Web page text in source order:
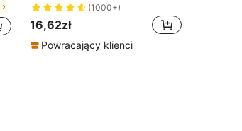
(1000+)
16,62zł
Powracający klienci